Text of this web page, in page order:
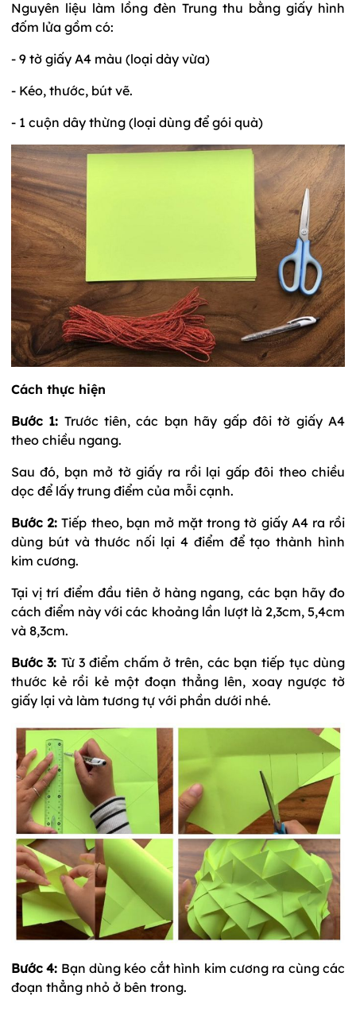
Nguyên liệu làm lồng đèn Trung thu bằng giấy hình
đốm lửa gồm có:
- 9 tờ giấy A4 màu (loại dày vừa)
- Kéo, thước, bút vẽ.
- 1 cuộn dây thừng (loại dùng để gói quà)
Cách thực hiện
Bước 1: Trước tiên, các bạn hãy gấp đôi tờ giấy A4
theo chiều ngang.
Sau đó, bạn mở tờ giấy ra rồi lại gấp đôi theo chiều
dọc để lấy trung điểm của mỗi cạnh.
Bước 2: Tiếp theo, bạn mở mặt trong tờ giấy A4 ra rồi
dùng bút và thước nối lại 4 điểm để tạo thành hình
kim cương.
Tại vị trí điểm đầu tiên ở hàng ngang, các bạn hãy đo
cách điểm này với các khoảng lần lượt là 2,3cm, 5,4cm
và 8,3cm.
Bước 3: Từ 3 điểm chấm ở trên, các bạn tiếp tục dùng
thước kẻ rồi kẻ một đoạn thẳng lên, xoay ngược tờ
giấy lại và làm tương tự với phần dưới nhé.
Bước 4: Bạn dùng kéo cắt hình kim cương ra cùng các
đoạn thẳng nhỏ ở bên trong.